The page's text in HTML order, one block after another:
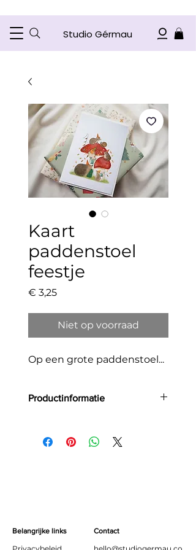
Studio Gérmau
Kaart
paddenstoel
feestje
€ 3,25Prijs
Niet op voorraad
Op een grote paddenstoel...
Productinformatie
Materiaal:
papierpulp vervangen wordt
Belangrijke links Contact